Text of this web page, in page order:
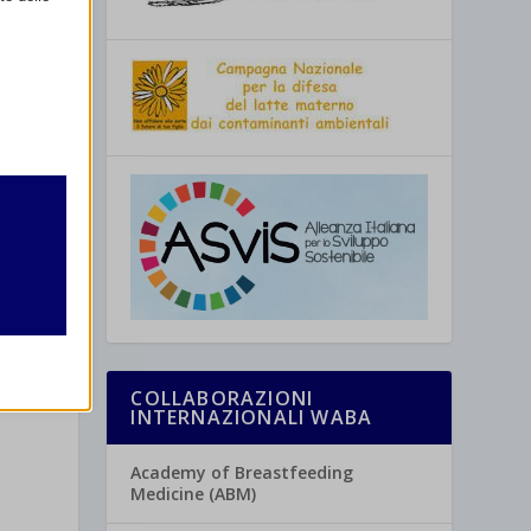
COLLABORAZIONI
INTERNAZIONALI WABA
Academy of Breastfeeding
Medicine (ABM)